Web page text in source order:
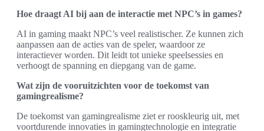
Hoe draagt AI bij aan de interactie met NPC’s in games?
AI in gaming maakt NPC’s veel realistischer. Ze kunnen zich
aanpassen aan de acties van de speler, waardoor ze
interactiever worden. Dit leidt tot unieke speelsessies en
verhoogt de spanning en diepgang van de game.
Wat zijn de vooruitzichten voor de toekomst van
gamingrealisme?
De toekomst van gamingrealisme ziet er rooskleurig uit, met
voortdurende innovaties in gamingtechnologie en integratie